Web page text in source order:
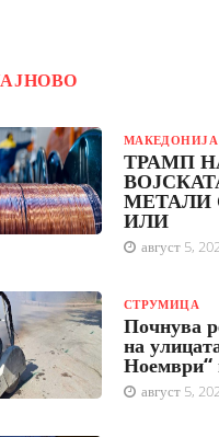
МАКЕДОНИЈА
ТРАМП
МЕТАЛИ
ИЛИ
август 5,
СТРУМИЦА
Почнува
на
Ноември“
август 5,